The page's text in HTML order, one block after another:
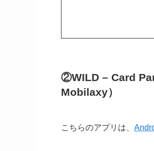
②WILD – Card
Mobilaxy）
こちらのアプリは、